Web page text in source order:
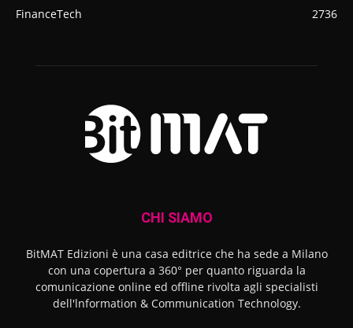
FinanceTech
2736
CHI SIAMO
BitMAT Edizioni è una casa editrice che ha sede a Milano
con una copertura a 360° per quanto riguarda la
comunicazione online ed offline rivolta agli specialisti
dell'lnformation & Communication Technology.